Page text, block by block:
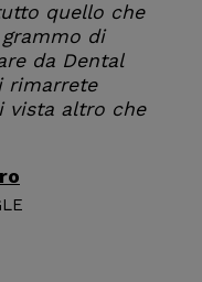
quello che
di
da Dental
rimarrete
altro che